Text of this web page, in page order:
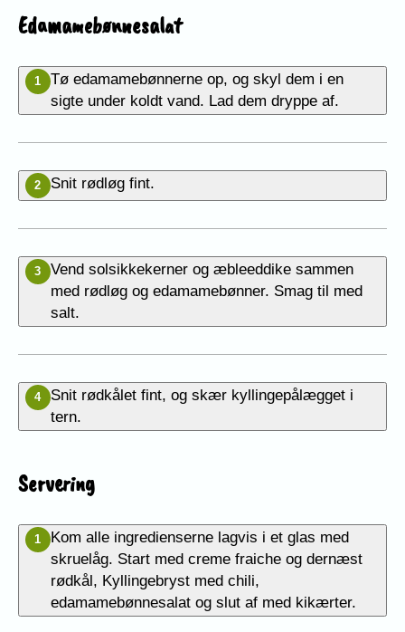
Edamamebønnesalat
1
Tø edamamebønnerne op, og skyl dem i en
sigte under koldt vand. Lad dem dryppe af.
2 Snit rødløg fint.
3
Vend solsikkekerner og æbleeddike sammen
med rødløg og edamamebønner. Smag til med
salt.
4
Snit rødkålet fint, og skær kyllingepålægget i
tern.
Servering
1
Kom alle ingredienserne lagvis i et glas med
skruelåg. Start med creme fraiche og dernæst
rødkål, Kyllingebryst med chili,
edamamebønnesalat og slut af med kikærter.